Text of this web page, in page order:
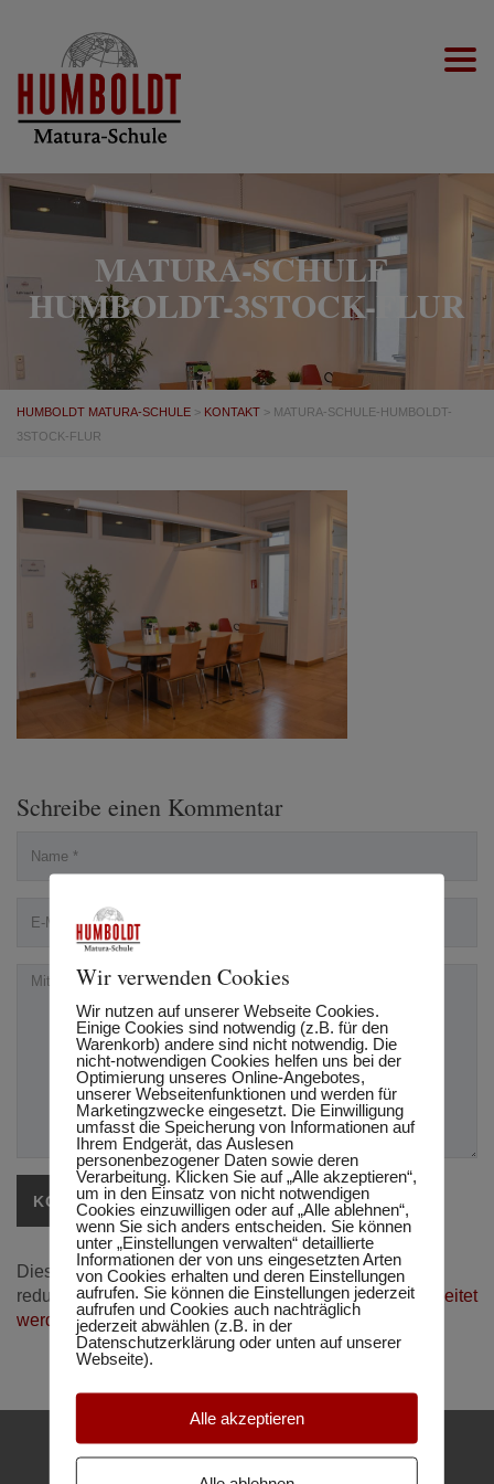
MATURA-SCHULE-
HUMBOLDT-3STOCK-FLUR
HUMBOLDT MATURA-SCHULE > KONTAKT > MATURA-SCHULE-HUMBOLDT-
3STOCK-FLUR
Schreibe einen Kommentar
Diese Website verwendet Akismet, um Spam zu
reduzieren.Erfahre, wie deine Kommentardaten verarbeitet
werden.
Wir verwenden Cookies
Wir nutzen auf unserer Webseite Cookies.
Einige Cookies sind notwendig (z.B. für den
Warenkorb) andere sind nicht notwendig. Die
nicht-notwendigen Cookies helfen uns bei der
Optimierung unseres Online-Angebotes,
unserer Webseitenfunktionen und werden für
Marketingzwecke eingesetzt. Die Einwilligung
umfasst die Speicherung von Informationen auf
Ihrem Endgerät, das Auslesen
personenbezogener Daten sowie deren
Verarbeitung. Klicken Sie auf „Alle akzeptieren“,
um in den Einsatz von nicht notwendigen
Cookies einzuwilligen oder auf „Alle ablehnen“,
wenn Sie sich anders entscheiden. Sie können
unter „Einstellungen verwalten“ detaillierte
Informationen der von uns eingesetzten Arten
von Cookies erhalten und deren Einstellungen
aufrufen. Sie können die Einstellungen jederzeit
aufrufen und Cookies auch nachträglich
jederzeit abwählen (z.B. in der
Datenschutzerklärung oder unten auf unserer
Webseite).
Alle akzeptieren